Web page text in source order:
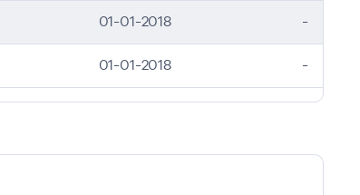
01-01-2018 -
01-01-2018 -